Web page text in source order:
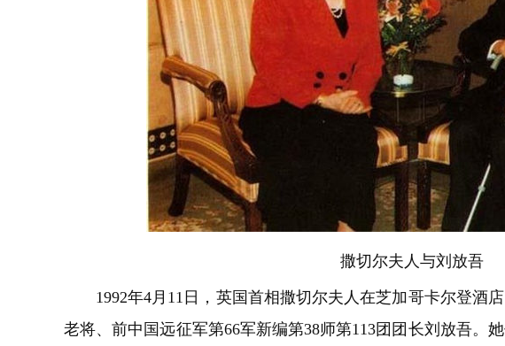
撒切尔夫人与刘放吾
1992年4月11日，英国首相撒切尔夫人在芝加哥卡尔登酒
老将、前中国远征军第66军新编第38师第113团团长刘放吾。